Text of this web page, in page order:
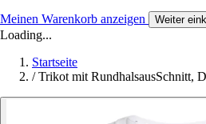
Meinen Warenkorb anzeigen Weiter
Loading...
Startseite
/ Trikot mit RundhalsausSchnitt,